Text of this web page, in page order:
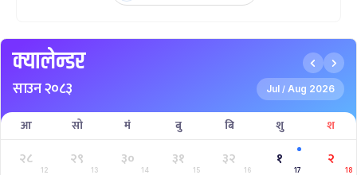
क्यालेन्डर
साउन २०८३ Jul / Aug 2026
आ सो मं बु बि शु श
२८
12
२९
13
३०
14
३१
15
३२
16
१
17
२
18